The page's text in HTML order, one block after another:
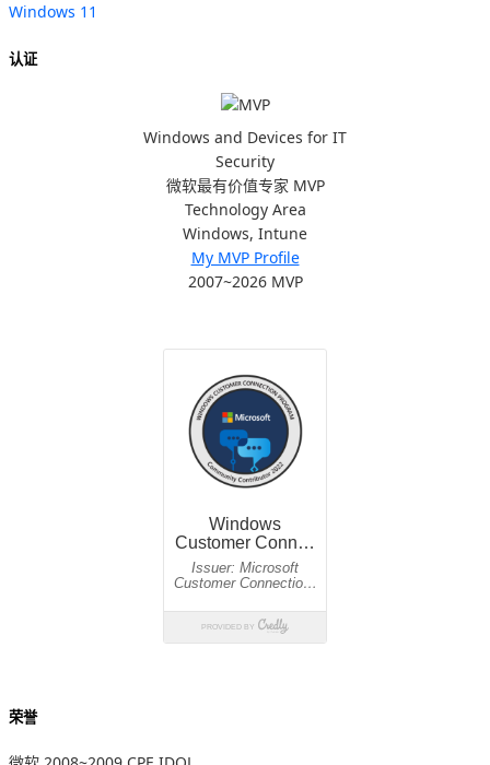
Windows 11
认证
Windows and Devices for IT
Security
微软最有价值专家 MVP
Technology Area
Windows, Intune
My MVP Profile
2007~2026 MVP
荣誉